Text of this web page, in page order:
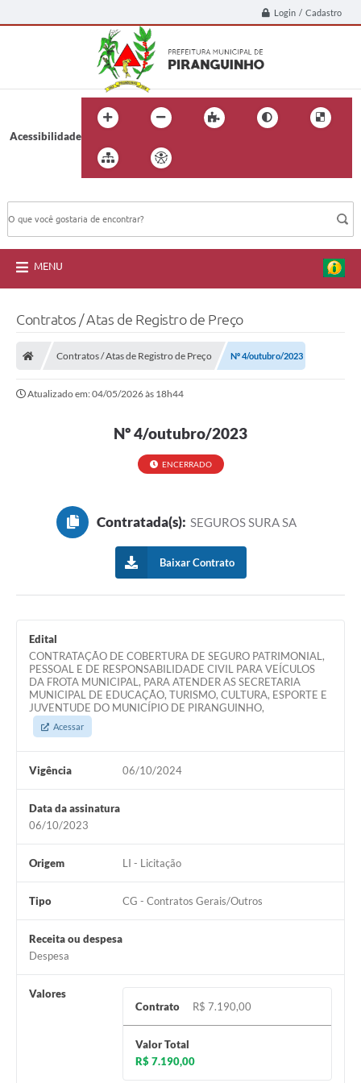
Login / Cadastro
Acessibilidade
MENU
Contratos / Atas de Registro de Preço
Contratos / Atas de Registro de Preço Nº 4/outubro/2023
Atualizado em: 04/05/2026 às 18h44
Nº 4/outubro/2023
ENCERRADO
Contratada(s): SEGUROS SURA SA
Baixar Contrato
Edital
CONTRATAÇÃO DE COBERTURA DE SEGURO PATRIMONIAL,
PESSOAL E DE RESPONSABILIDADE CIVIL PARA VEÍCULOS
DA FROTA MUNICIPAL, PARA ATENDER AS SECRETARIA
MUNICIPAL DE EDUCAÇÃO, TURISMO, CULTURA, ESPORTE E
JUVENTUDE DO MUNICÍPIO DE PIRANGUINHO,
Acessar
Vigência 06/10/2024
Data da assinatura
06/10/2023
Origem LI - Licitação
Tipo CG - Contratos Gerais/Outros
Receita ou despesa
Despesa
Valores
Contrato
R$ 7.190,00
Valor Total
R$ 7.190,00